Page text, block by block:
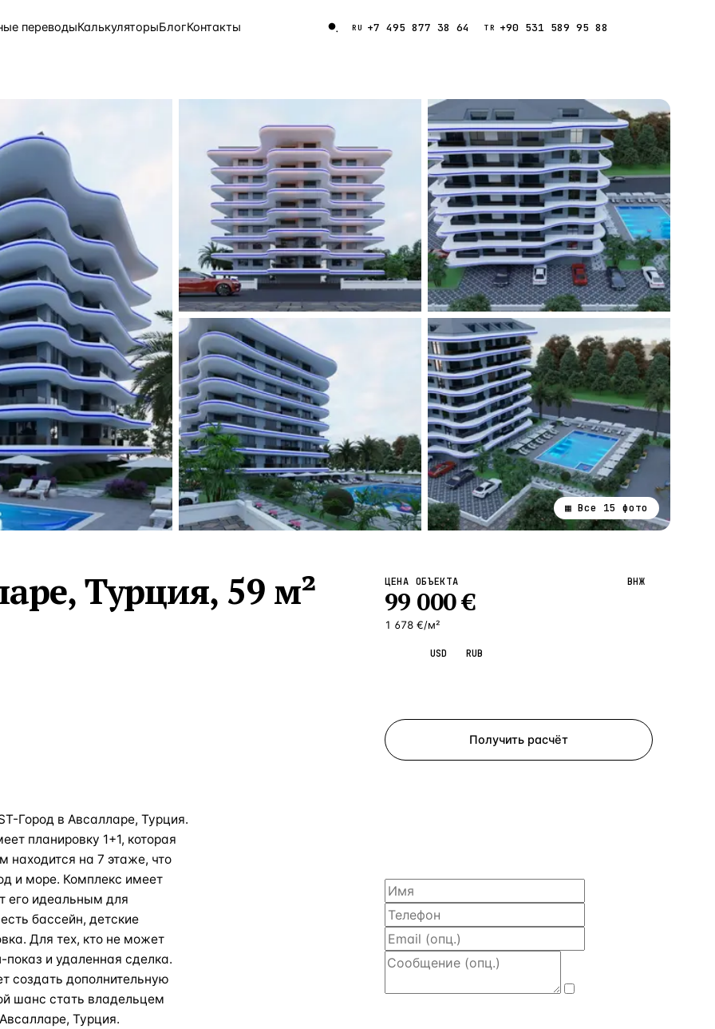
переводыКалькуляторыБлогКонтакты RU +7 495 877 38 64 TR +90 531 589 95 88
5 430 объектов
3 906 объектов
2 948 объектов
2 797 объектов
Россия · 3 920
Турция · 2 556
Таиланд · 2 172
Россия · 2 106
Турция · 2 092
Турция · 1 810
ЧАСТО ИЩУТ
Турция Россия Испания
Таиланд
Греция
▦ Все 15 фото
Турция, 59 м²
Город в Авсалларе, Турция.
планировку 1+1, которая
находится на 7 этаже, что
и море. Комплекс имеет
его идеальным для
бассейн, детские
Для тех, кто не может
и удаленная сделка.
создать дополнительную
шанс стать владельцем
Турция.
ЦЕНА ОБЪЕКТА
99 000€
1 678 €/м²
ВНЖ
USD RUB
Получить расчёт